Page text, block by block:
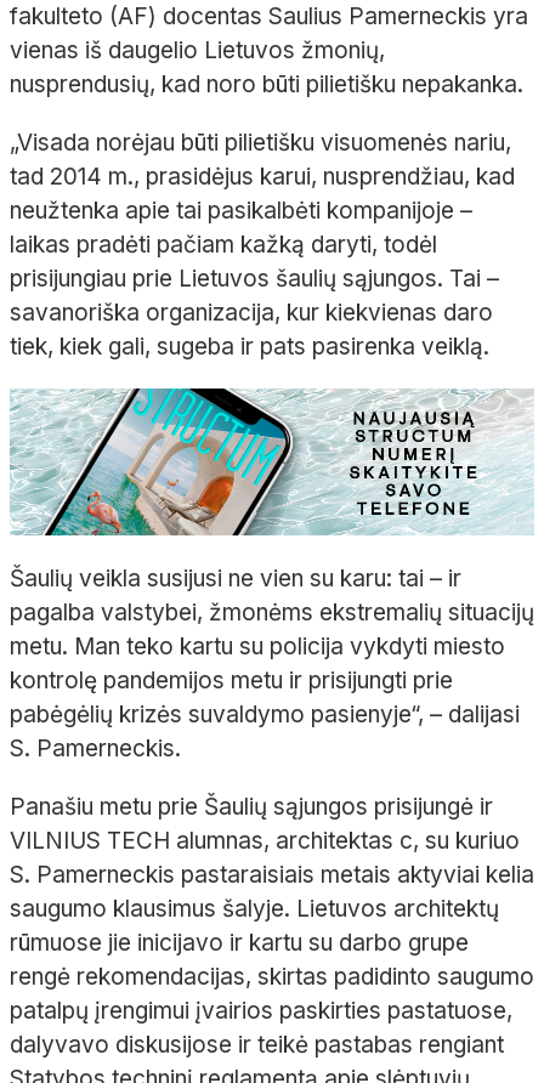
fakulteto (AF) docentas Saulius Pamerneckis yra
vienas iš daugelio Lietuvos žmonių,
nusprendusių, kad noro būti pilietišku nepakanka.
„Visada norėjau būti pilietišku visuomenės nariu,
tad 2014 m., prasidėjus karui, nusprendžiau, kad
neužtenka apie tai pasikalbėti kompanijoje –
laikas pradėti pačiam kažką daryti, todėl
prisijungiau prie Lietuvos šaulių sąjungos. Tai –
savanoriška organizacija, kur kiekvienas daro
tiek, kiek gali, sugeba ir pats pasirenka veiklą.
Šaulių veikla susijusi ne vien su karu: tai – ir
pagalba valstybei, žmonėms ekstremalių situacijų
metu. Man teko kartu su policija vykdyti miesto
kontrolę pandemijos metu ir prisijungti prie
pabėgėlių krizės suvaldymo pasienyje“, – dalijasi
S. Pamerneckis.
Panašiu metu prie Šaulių sąjungos prisijungė ir
VILNIUS TECH alumnas, architektas c, su kuriuo
S. Pamerneckis pastaraisiais metais aktyviai kelia
saugumo klausimus šalyje. Lietuvos architektų
rūmuose jie inicijavo ir kartu su darbo grupe
rengė rekomendacijas, skirtas padidinto saugumo
patalpų įrengimui įvairios paskirties pastatuose,
dalyvavo diskusijose ir teikė pastabas rengiant